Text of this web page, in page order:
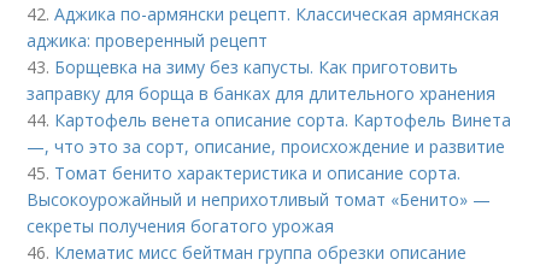
42.Аджика по-армянски рецепт. Классическая армянская
аджика: проверенный рецепт
43. Борщевка на зиму без капусты. Как приготовить
заправку для борща в банках для длительного хранения
44. Картофель венета описание сорта. Картофель Винета
—, что это за сорт, описание, происхождение и развитие
45. Томат бенито характеристика и описание сорта.
Высокоурожайный и неприхотливый томат «Бенито» —
секреты получения богатого урожая
46. Клематис мисс бейтман группа обрезки описание